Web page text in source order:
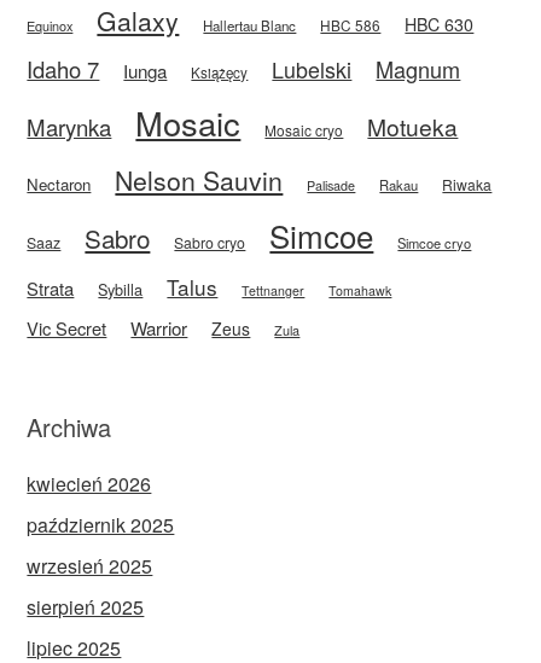
Equinox Galaxy Hallertau Blanc HBC 586 HBC 630
Idaho 7 Iunga Książęcy Lubelski
Magnum
Marynka
Mosaic Mosaic cryo Motueka
Nectaron Nelson Sauvin Palisade Rakau Riwaka
Saaz Sabro Sabro cryo Simcoe Simcoe cryo
Strata Sybilla Talus Tettnanger Tomahawk
Vic Secret Warrior Zeus Zula
Archiwa
kwiecień 2026
październik 2025
wrzesień 2025
sierpień 2025
lipiec 2025